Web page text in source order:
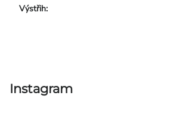
Výstřih:
Instagram